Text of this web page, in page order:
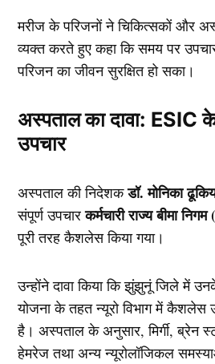
मरीज के परिजनों ने चिकित्सकों और
व्यक्त करते हुए कहा कि समय पर
परिजन का जीवन सुरक्षित हो सका।
अस्पताल का दावा:
उपचार
अस्पताल की निदेशकडॉ. मोनिका
संपूर्ण उपचारकर्मचारी राज्य बीमा
पूरी तरह कैशलेस किया गया।
उन्होंने दावा किया कि झुंझुनूं जिले में
योजना के तहत न्यूरो विभाग में कैशलेस
है। अस्पताल के अनुसार, मिर्गी, ब्रेन
हेमरेज तथा अन्य न्यूरोलॉजिकल